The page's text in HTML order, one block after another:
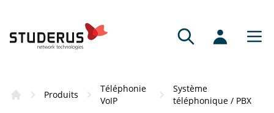
Produits
Téléphonie
VoIP
Système
téléphonique / PBX